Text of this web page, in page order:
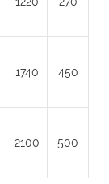
1740 450
2100 500